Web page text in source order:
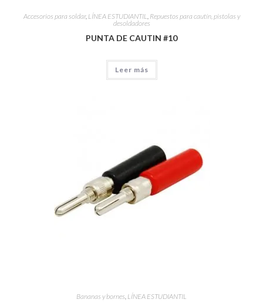
Accesorios para soldar, LÍNEA ESTUDIANTIL Repuestos para cautín, pistolas y
desoldadores
PUNTA DE CAUTIN #10
Leer más
Bananas y bornes, LÍNEA ESTUDIANTIL